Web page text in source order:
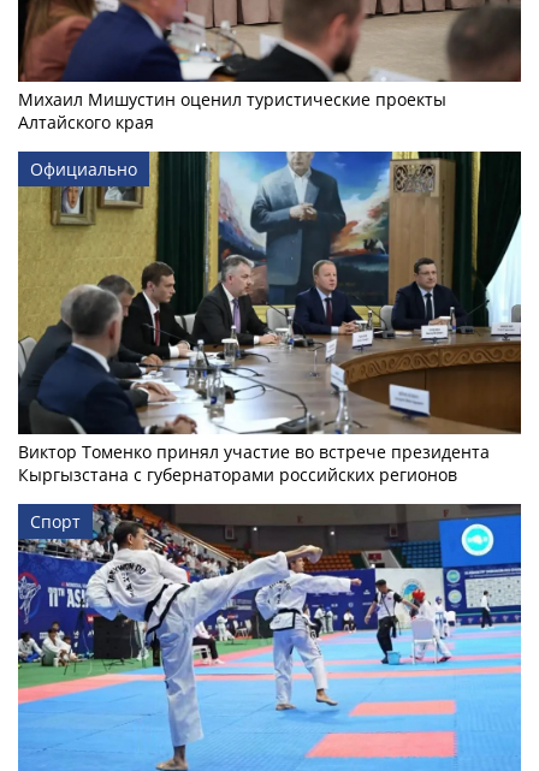
Михаил Мишустин оценил туристические проекты
Алтайского края
Официально
Виктор Томенко принял участие во встрече президента
Кыргызстана с губернаторами российских регионов
Спорт